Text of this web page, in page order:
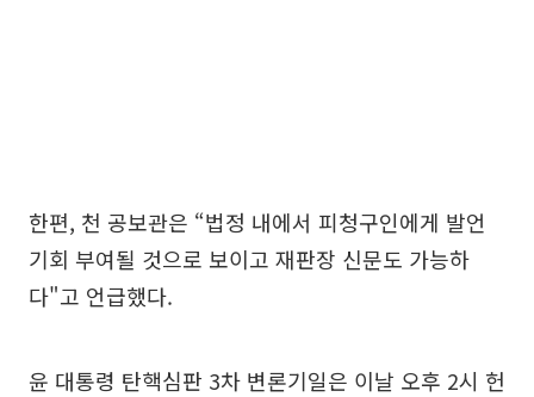
한편, 천 공보관은 “법정 내에서 피청구인에게 발언
기회 부여될 것으로 보이고 재판장 신문도 가능하
다"고 언급했다.
윤 대통령 탄핵심판 3차 변론기일은 이날 오후 2시 헌